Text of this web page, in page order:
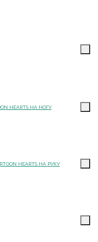
HEARTS НА НОГУ
HEARTS НА РУКУ